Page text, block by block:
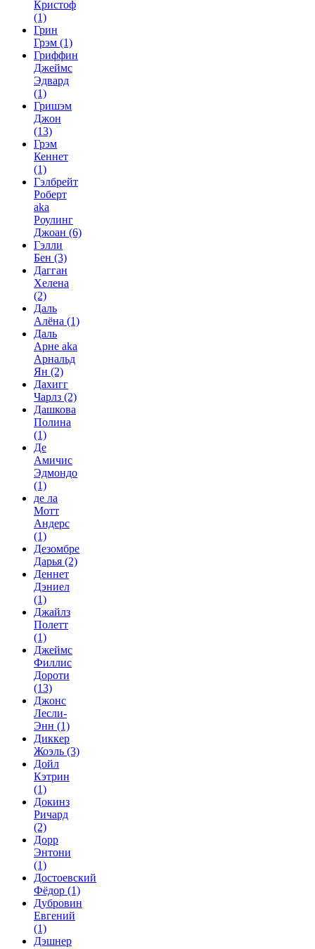
Кристоф
(1)
Грин
Грэм (1)
Гриффин
Джеймс
Эдвард
(1)
Гришэм
Джон
(13)
Грэм
Кеннет
(1)
Гэлбрейт
Роберт
aka
Роулинг
Джоан (6)
Гэлли
Бен (3)
Дагган
Хелена
(2)
Даль
Алёна (1)
Даль
Арне aka
Арнальд
Ян (2)
Дахигг
Чарлз (2)
Дашкова
Полина
(1)
Де
Амичис
Эдмондо
(1)
де ла
Мотт
Андерс
(1)
Дезомбре
Дарья (2)
Деннет
Дэниел
(1)
Джайлз
Полетт
(1)
Джеймс
Филлис
Дороти
(13)
Джонс
Лесли-
Энн (1)
Диккер
Жоэль (3)
Дойл
Кэтрин
(1)
Докинз
Ричард
(2)
Дорр
Энтони
(1)
Достоевский
Фёдор (1)
Дубровин
Евгений
(1)
Дэшнер